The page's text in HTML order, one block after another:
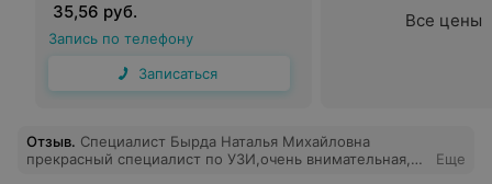
35,56 руб.
Запись по телефону
Записаться
Все цены
Отзыв. Специалист Бырда Наталья Михайловна
прекрасный специалист по УЗИ,очень внимательная,с
Еще